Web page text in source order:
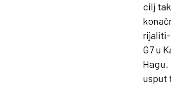
cilj
rijaliti-
G7 u
Hagu.
usput